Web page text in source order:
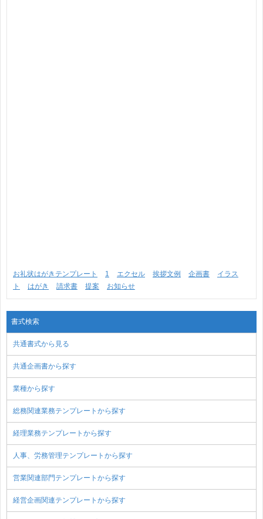
お礼状はがきテンプレート 1 エクセル 挨拶文例 企画書
イラス
ト
はがき 請求書 提案 お知らせ
書式検索
共通書式から見る
共通企画書から探す
業種から探す
総務関連業務テンプレートから探す
経理業務テンプレートから探す
人事、労務管理テンプレートから探す
営業関連部門テンプレートから探す
経営企画関連テンプレートから探す